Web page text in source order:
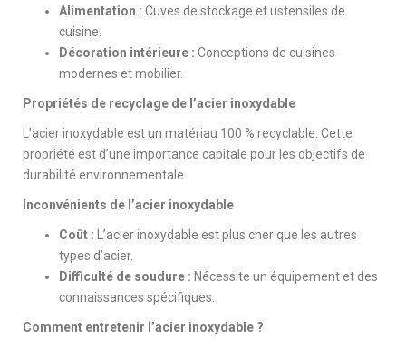
Alimentation : Cuves de stockage et ustensiles de
cuisine.
Décoration intérieure : Conceptions de cuisines
modernes et mobilier.
Propriétés de recyclage de l’acier inoxydable
L’acier inoxydable est un matériau 100 % recyclable. Cette
propriété est d’une importance capitale pour les objectifs de
durabilité environnementale.
Inconvénients de l’acier inoxydable
Coût : L’acier inoxydable est plus cher que les autres
types d’acier.
Difficulté de soudure : Nécessite un équipement et des
connaissances spécifiques.
Comment entretenir l’acier inoxydable ?